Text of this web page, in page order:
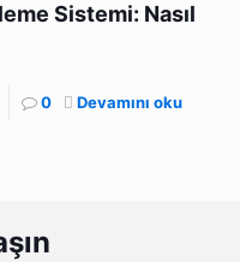
Sistemi: Nasıl
0 Devamını oku